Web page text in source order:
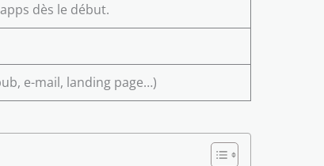
dès le début.
e-mail, landing page…)